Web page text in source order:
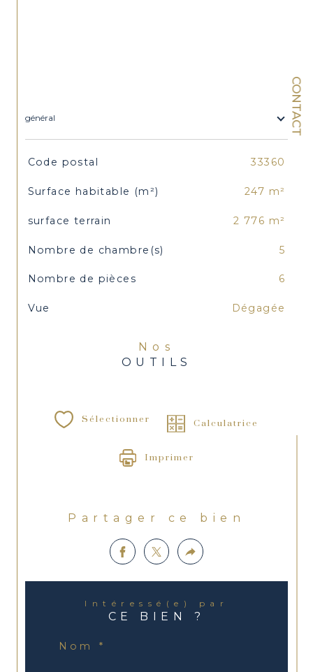
CONTACT
général
TRAD_SIROCCO_Caracteristique
Code postal 33360
Surface habitable (m²) 247 m²
surface terrain 2 776 m²
Nombre de chambre(s) 5
Nombre de pièces 6
Vue Dégagée
Nos
OUTILS
Sélectionner Calculatrice
Imprimer
Partager ce bien
Intéressé(e) par
CE BIEN ?
Nom *